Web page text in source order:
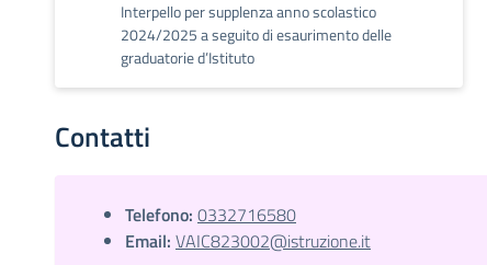
Interpello per supplenza anno scolastico
2024/2025 a seguito di esaurimento delle
graduatorie d’Istituto
Contatti
Telefono: 0332716580
Email: VAIC823002@istruzione.it